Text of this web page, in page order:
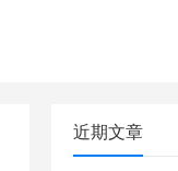
近期文章